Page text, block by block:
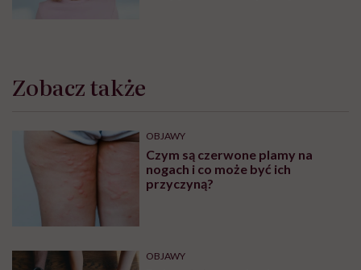
Zobacz także
OBJAWY
Czym są czerwone plamy na
nogach i co może być ich
przyczyną?
OBJAWY